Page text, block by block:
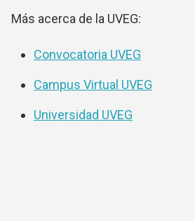
Más acerca de la UVEG:
Convocatoria UVEG
Campus Virtual UVEG
Universidad UVEG